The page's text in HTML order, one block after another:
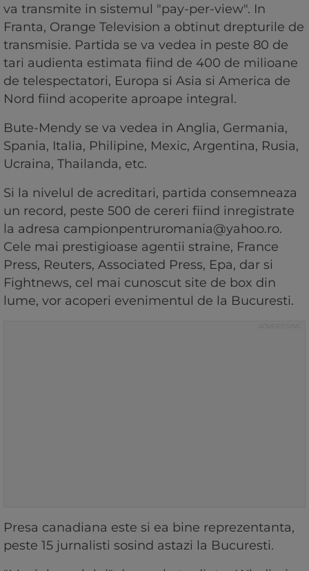
va transmite in sistemul "pay-per-view". In
Franta, Orange Television a obtinut drepturile de
transmisie. Partida se va vedea in peste 80 de
tari audienta estimata fiind de 400 de milioane
de telespectatori, Europa si Asia si America de
Nord fiind acoperite aproape integral.
Bute-Mendy se va vedea in Anglia, Germania,
Spania, Italia, Philipine, Mexic, Argentina, Rusia,
Ucraina, Thailanda, etc.
Si la nivelul de acreditari, partida consemneaza
un record, peste 500 de cereri fiind inregistrate
la adresa campionpentruromania@yahoo.ro.
Cele mai prestigioase agentii straine, France
Press, Reuters, Associated Press, Epa, dar si
Fightnews, cel mai cunoscut site de box din
lume, vor acoperi evenimentul de la Bucuresti.
Presa canadiana este si ea bine reprezentanta,
peste 15 jurnalisti sosind astazi la Bucuresti.